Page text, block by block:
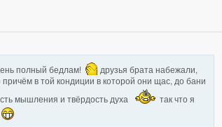
полный бедлам!
друзья брата набежали,
в той кондиции в которой они щас, до бани
мышления и твёрдость духа
так что я